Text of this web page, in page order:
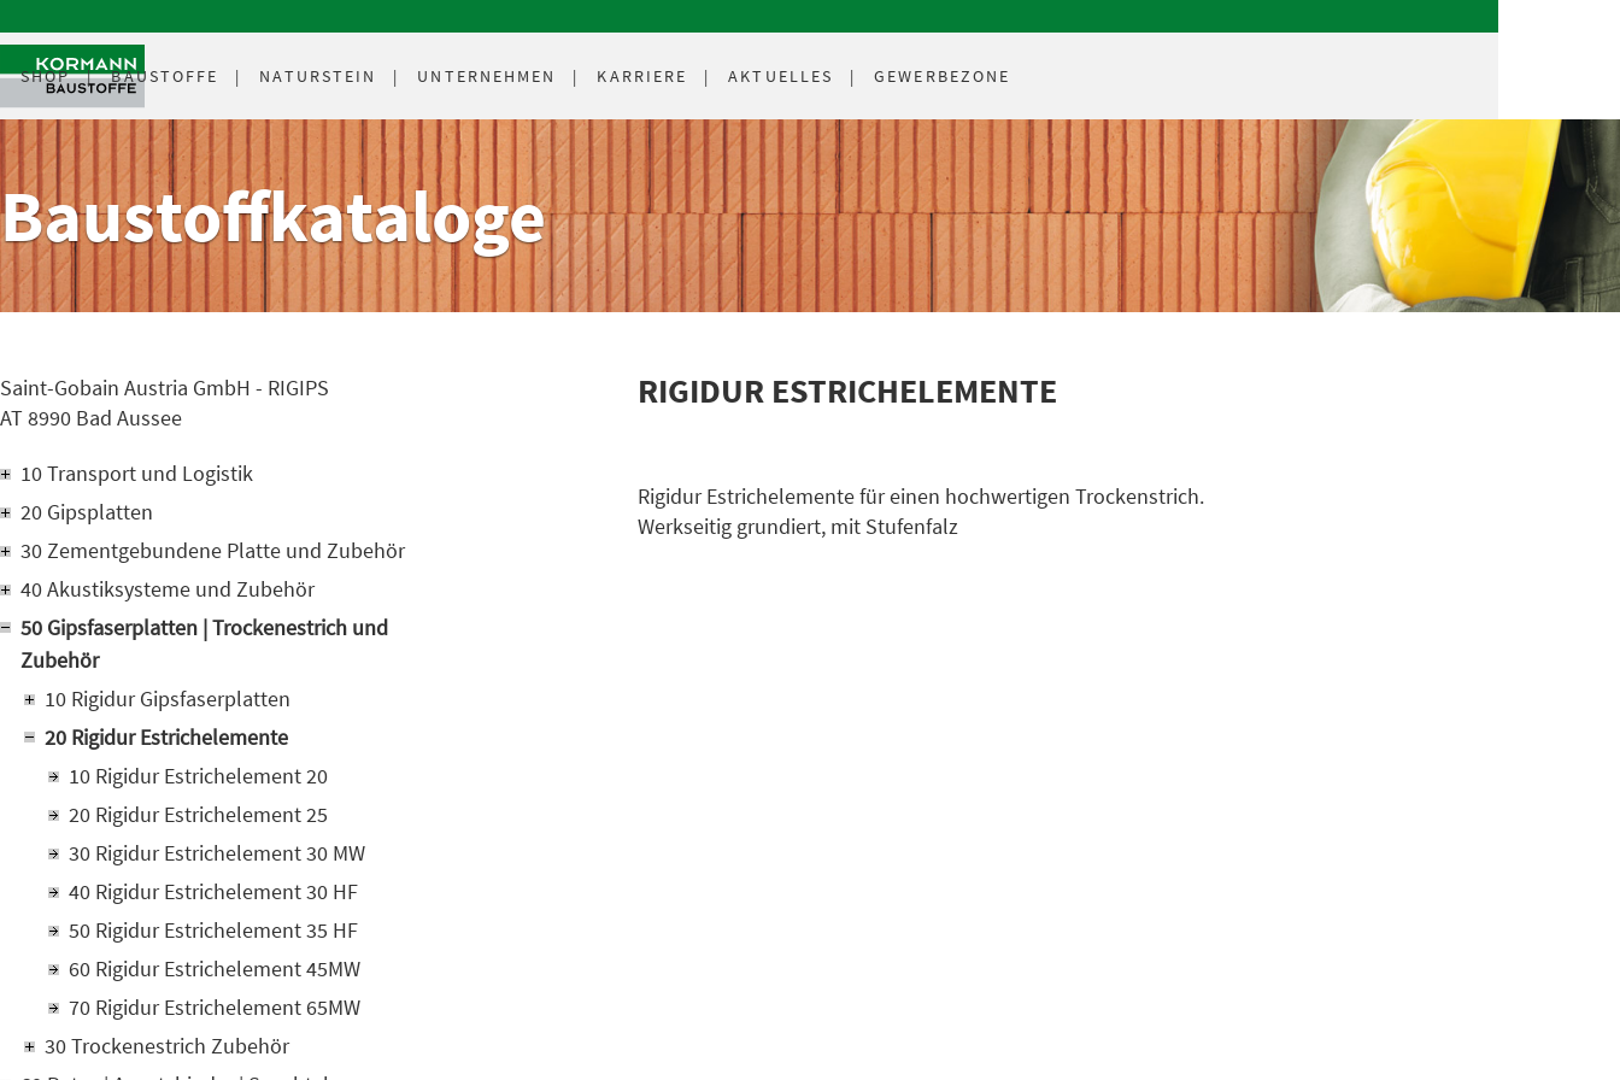
SHOP BAUSTOFFE NATURSTEIN UNTERNEHMEN KARRIERE AKTUELLES GEWERBEZONE
Baustoffkataloge
Saint-Gobain Austria GmbH - RIGIPS
AT 8990 Bad Aussee
10 Transport und Logistik
20 Gipsplatten
30 Zementgebundene Platte und Zubehör
40 Akustiksysteme und Zubehör
50 Gipsfaserplatten | Trockenestrich und
Zubehör
10 Rigidur Gipsfaserplatten
20 Rigidur Estrichelemente
10 Rigidur Estrichelement 20
20 Rigidur Estrichelement 25
30 Rigidur Estrichelement 30 MW
40 Rigidur Estrichelement 30 HF
50 Rigidur Estrichelement 35 HF
60 Rigidur Estrichelement 45MW
70 Rigidur Estrichelement 65MW
30 Trockenestrich Zubehör
RIGIDUR ESTRICHELEMENTE
Rigidur Estrichelemente für einen hochwertigen Trockenstrich.
Werkseitig grundiert, mit Stufenfalz